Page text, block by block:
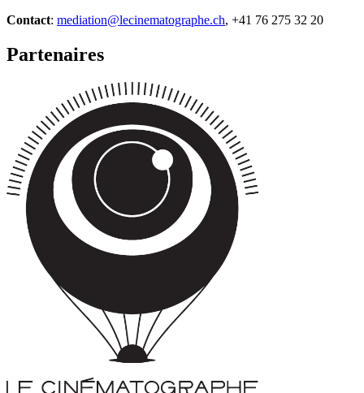
Contact: mediation@lecinematographe.ch, +41 76 275 32 20
Partenaires